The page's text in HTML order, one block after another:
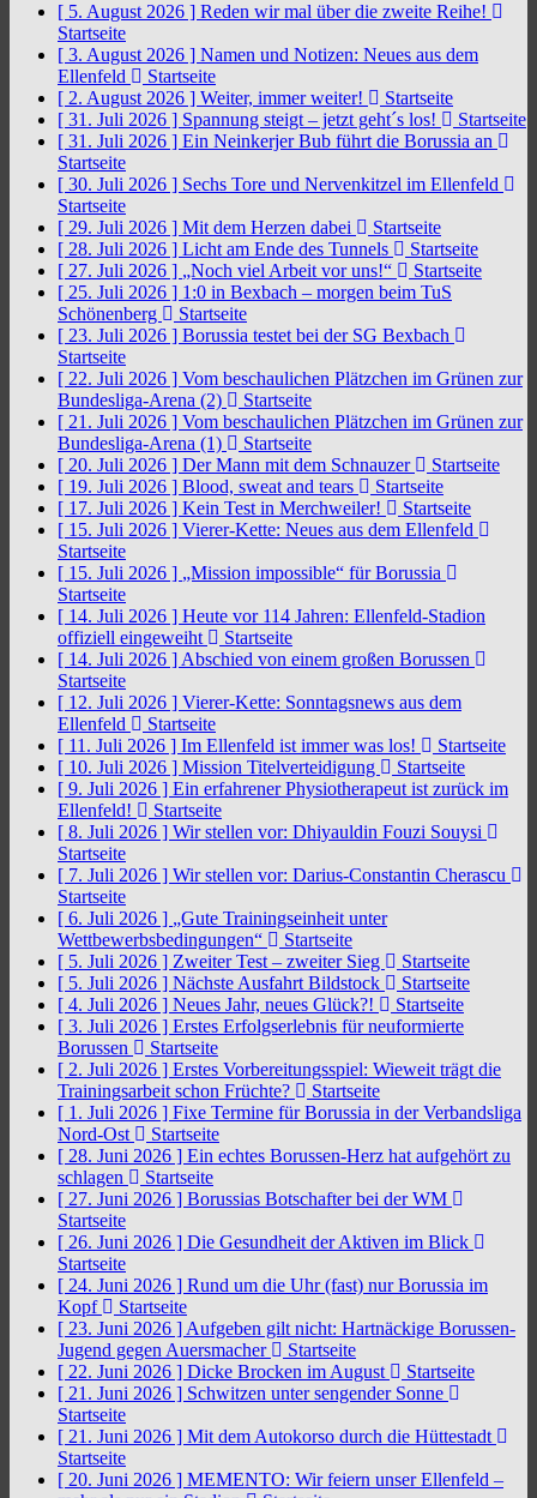
[ 5. August 2026 ] Reden wir mal über die zweite Reihe!
Startseite
[ 3. August 2026 ] Namen und Notizen: Neues aus dem
Ellenfeld
Startseite
[ 2. August 2026 ] Weiter, immer weiter!
Startseite
[ 31. Juli 2026 ] Spannung steigt – jetzt geht´s los!
Startseite
[ 31. Juli 2026 ] Ein Neinkerjer Bub führt die Borussia an
Startseite
[ 30. Juli 2026 ] Sechs Tore und Nervenkitzel im Ellenfeld
Startseite
[ 29. Juli 2026 ] Mit dem Herzen dabei
Startseite
[ 28. Juli 2026 ] Licht am Ende des Tunnels
Startseite
[ 27. Juli 2026 ] „Noch viel Arbeit vor uns!“
Startseite
[ 25. Juli 2026 ] 1:0 in Bexbach – morgen beim TuS
Schönenberg
Startseite
[ 23. Juli 2026 ] Borussia testet bei der SG Bexbach
Startseite
[ 22. Juli 2026 ] Vom beschaulichen Plätzchen im Grünen zur
Bundesliga-Arena (2)
Startseite
[ 21. Juli 2026 ] Vom beschaulichen Plätzchen im Grünen zur
Bundesliga-Arena (1)
Startseite
[ 20. Juli 2026 ] Der Mann mit dem Schnauzer
Startseite
[ 19. Juli 2026 ] Blood, sweat and tears
Startseite
[ 17. Juli 2026 ] Kein Test in Merchweiler!
Startseite
[ 15. Juli 2026 ] Vierer-Kette: Neues aus dem Ellenfeld
Startseite
[ 15. Juli 2026 ] „Mission impossible“ für Borussia
Startseite
[ 14. Juli 2026 ] Heute vor 114 Jahren: Ellenfeld-Stadion
offiziell eingeweiht
Startseite
[ 14. Juli 2026 ] Abschied von einem großen Borussen
Startseite
[ 12. Juli 2026 ] Vierer-Kette: Sonntagsnews aus dem
Ellenfeld
Startseite
[ 11. Juli 2026 ] Im Ellenfeld ist immer was los!
Startseite
[ 10. Juli 2026 ] Mission Titelverteidigung
Startseite
[ 9. Juli 2026 ] Ein erfahrener Physiotherapeut ist zurück im
Ellenfeld!
Startseite
[ 8. Juli 2026 ] Wir stellen vor: Dhiyauldin Fouzi Souysi
Startseite
[ 7. Juli 2026 ] Wir stellen vor: Darius-Constantin Cherascu
Startseite
[ 6. Juli 2026 ] „Gute Trainingseinheit unter
Wettbewerbsbedingungen“
Startseite
[ 5. Juli 2026 ] Zweiter Test – zweiter Sieg
Startseite
[ 5. Juli 2026 ] Nächste Ausfahrt Bildstock
Startseite
[ 4. Juli 2026 ] Neues Jahr, neues Glück?!
Startseite
[ 3. Juli 2026 ] Erstes Erfolgserlebnis für neuformierte
Borussen
Startseite
[ 2. Juli 2026 ] Erstes Vorbereitungsspiel: Wieweit trägt die
Trainingsarbeit schon Früchte?
Startseite
[ 1. Juli 2026 ] Fixe Termine für Borussia in der Verbandsliga
Nord-Ost
Startseite
[ 28. Juni 2026 ] Ein echtes Borussen-Herz hat aufgehört zu
schlagen
Startseite
[ 27. Juni 2026 ] Borussias Botschafter bei der WM
Startseite
[ 26. Juni 2026 ] Die Gesundheit der Aktiven im Blick
Startseite
[ 24. Juni 2026 ] Rund um die Uhr (fast) nur Borussia im
Kopf
Startseite
[ 23. Juni 2026 ] Aufgeben gilt nicht: Hartnäckige Borussen-
Jugend gegen Auersmacher
Startseite
[ 22. Juni 2026 ] Dicke Brocken im August
Startseite
[ 21. Juni 2026 ] Schwitzen unter sengender Sonne
Startseite
[ 21. Juni 2026 ] Mit dem Autokorso durch die Hüttestadt
Startseite
[ 20. Juni 2026 ] MEMENTO: Wir feiern unser Ellenfeld –